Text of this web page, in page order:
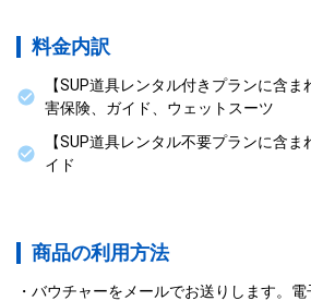
料金内訳
【SUP道具レンタル付きプランに含
害保険、ガイド、ウェットスーツ
【SUP道具レンタル不要プランに含
イド
商品の利用方法
バウチャーをメールでお送りします。